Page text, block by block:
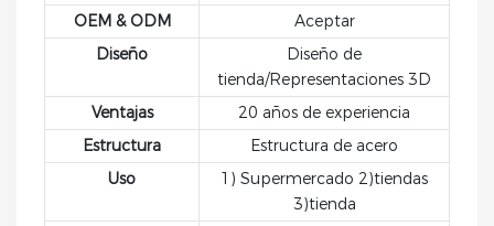
ayudándole a atraer
más clientes e
impulsar las ventas.
OEM & ODM
Aceptar
Diseño
Diseño de
tienda/Representaciones 3D
Ventajas
20 años de experiencia
Estructura
Estructura de acero
Uso
1) Supermercado 2)tiendas
3)tienda